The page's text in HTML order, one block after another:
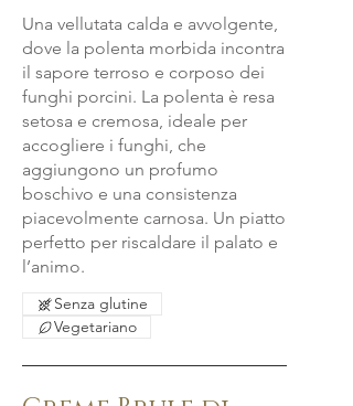
Una vellutata calda e avvolgente,
dove la polenta morbida incontra
il sapore terroso e corposo dei
funghi porcini. La polenta è resa
setosa e cremosa, ideale per
accogliere i funghi, che
aggiungono un profumo
boschivo e una consistenza
piacevolmente carnosa. Un piatto
perfetto per riscaldare il palato e
l’animo.
Senza glutine
Vegetariano